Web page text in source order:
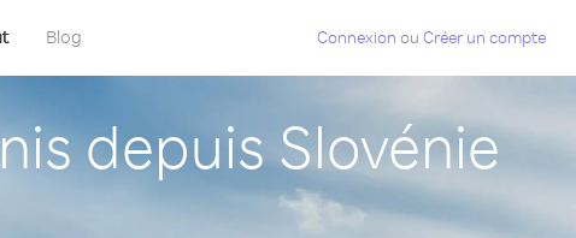
Blog Connexion ou Créer un compte
depuis Slovénie